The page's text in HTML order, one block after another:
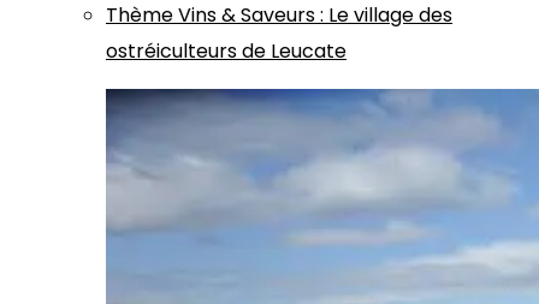
ThèmeVins & Saveurs: Le village des
ostréiculteurs de Leucate